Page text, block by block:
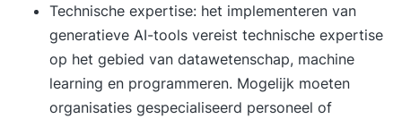
Technische expertise: het implementeren van
generatieve AI-tools vereist technische expertise
op het gebied van datawetenschap, machine
learning en programmeren. Mogelijk moeten
organisaties gespecialiseerd personeel of